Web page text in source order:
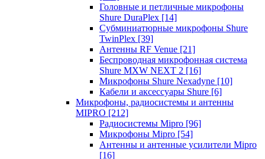
Головные и петличные микрофоны
Shure DuraPlex [14]
Субминиатюрные микрофоны Shure
TwinPlex [39]
Антенны RF Venue [21]
Беспроводная микрофонная система
Shure MXW NEXT 2 [16]
Микрофоны Shure Nexadyne [10]
Кабели и аксессуары Shure [6]
Микрофоны, радиосистемы и антенны
MIPRO [212]
Радиосистемы Mipro [96]
Микрофоны Mipro [54]
Антенны и антенные усилители Mipro
[16]